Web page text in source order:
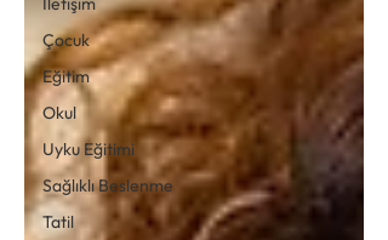
Çocuk
Eğitim
Okul
Uyku Eğitimi
Sağlıklı Beslenme
Tatil